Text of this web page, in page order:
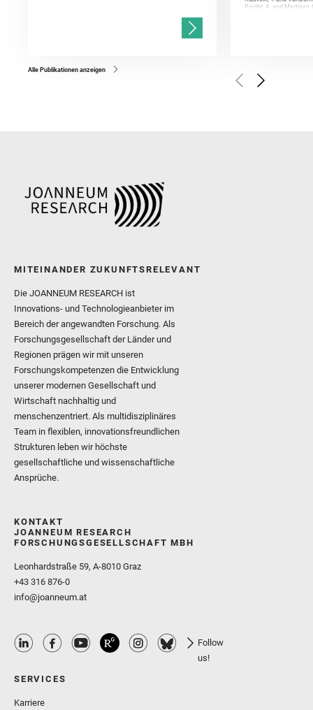
Knight, A. and Martinez,
Golombek, M. and
Herkenhoff, K. and
Alle Publikationen anzeigen
MITEINANDER ZUKUNFTSRELEVANT
Die JOANNEUM RESEARCH ist
Innovations- und Technologieanbieter im
Bereich der angewandten Forschung. Als
Forschungsgesellschaft der Länder und
Regionen prägen wir mit unseren
Forschungskompetenzen die Entwicklung
unserer modernen Gesellschaft und
Wirtschaft nachhaltig und
menschenzentriert. Als multidisziplinäres
Team in flexiblen, innovationsfreundlichen
Strukturen leben wir höchste
gesellschaftliche und wissenschaftliche
Ansprüche.
KONTAKT
JOANNEUM RESEARCH
FORSCHUNGSGESELLSCHAFT MBH
Leonhardstraße 59, A-8010 Graz
+43 316 876-0
info@joanneum.at
Follow
us!
SERVICES
Karriere